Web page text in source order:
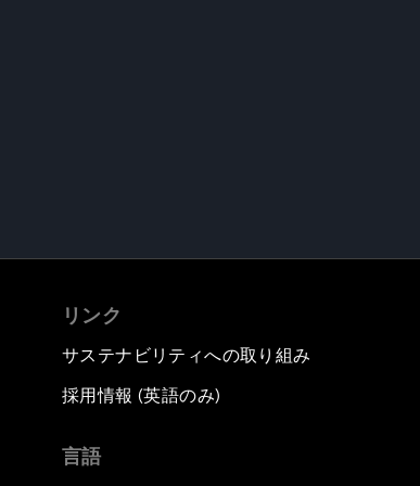
リンク
サステナビリティへの取り組み
採用情報 (英語のみ)
言語